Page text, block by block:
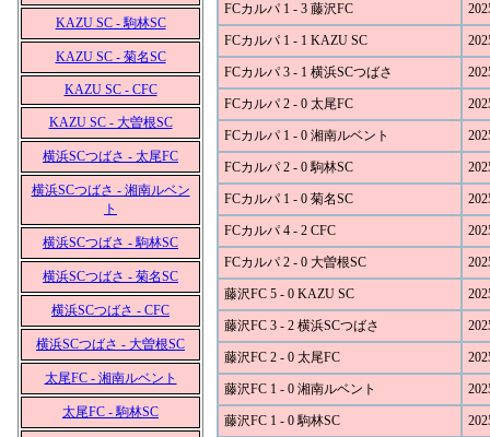
KAZU SC - 駒林SC
KAZU SC - 菊名SC
KAZU SC - CFC
KAZU SC - 大曽根SC
横浜SCつばさ - 太尾FC
横浜SCつばさ - 湘南ルベン
ト
横浜SCつばさ - 駒林SC
横浜SCつばさ - 菊名SC
横浜SCつばさ - CFC
横浜SCつばさ - 大曽根SC
太尾FC - 湘南ルベント
太尾FC - 駒林SC
FCカルパ 1 - 3 藤沢FC
FCカルパ 1 - 1 KAZU SC
FCカルパ 3 - 1 横浜SCつばさ
FCカルパ 2 - 0 太尾FC
FCカルパ 1 - 0 湘南ルベント
FCカルパ 2 - 0 駒林SC
FCカルパ 1 - 0 菊名SC
FCカルパ 4 - 2 CFC
FCカルパ 2 - 0 大曽根SC
藤沢FC 5 - 0 KAZU SC
藤沢FC 3 - 2 横浜SCつばさ
藤沢FC 2 - 0 太尾FC
藤沢FC 1 - 0 湘南ルベント
藤沢FC 1 - 0 駒林SC